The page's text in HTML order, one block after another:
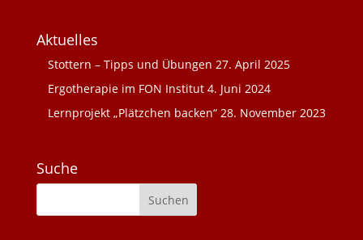
Aktuelles
Stottern – Tipps und Übungen 27. April 2025
Ergotherapie im FON Institut 4. Juni 2024
Lernprojekt „Plätzchen backen“ 28. November 2023
Suche